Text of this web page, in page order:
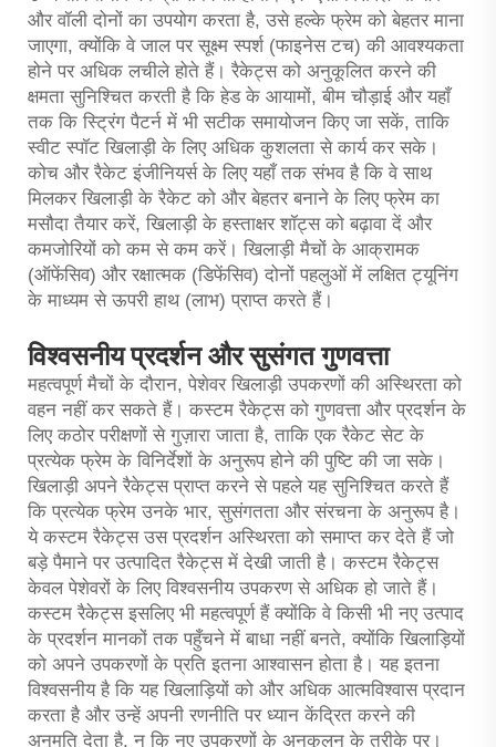
और वॉली दोनों का उपयोग करता है, उसे हल्के फ्रेम को बेहतर माना
जाएगा, क्योंकि वे जाल पर सूक्ष्म स्पर्श (फाइनेस टच) की आवश्यकता
होने पर अधिक लचीले होते हैं। रैकेट्स को अनुकूलित करने की
क्षमता सुनिश्चित करती है कि हेड के आयामों, बीम चौड़ाई और यहाँ
तक कि स्ट्रिंग पैटर्न में भी सटीक समायोजन किए जा सकें, ताकि
स्वीट स्पॉट खिलाड़ी के लिए अधिक कुशलता से कार्य कर सके।
कोच और रैकेट इंजीनियर्स के लिए यहाँ तक संभव है कि वे साथ
मिलकर खिलाड़ी के रैकेट को और बेहतर बनाने के लिए फ्रेम का
मसौदा तैयार करें, खिलाड़ी के हस्ताक्षर शॉट्स को बढ़ावा दें और
कमजोरियों को कम से कम करें। खिलाड़ी मैचों के आक्रामक
(ऑफेंसिव) और रक्षात्मक (डिफेंसिव) दोनों पहलुओं में लक्षित ट्यूनिंग
के माध्यम से ऊपरी हाथ (लाभ) प्राप्त करते हैं।
विश्वसनीय प्रदर्शन और सुसंगत गुणवत्ता
महत्वपूर्ण मैचों के दौरान, पेशेवर खिलाड़ी उपकरणों की अस्थिरता को
वहन नहीं कर सकते हैं। कस्टम रैकेट्स को गुणवत्ता और प्रदर्शन के
लिए कठोर परीक्षणों से गुज़ारा जाता है, ताकि एक रैकेट सेट के
प्रत्येक फ्रेम के विनिर्देशों के अनुरूप होने की पुष्टि की जा सके।
खिलाड़ी अपने रैकेट्स प्राप्त करने से पहले यह सुनिश्चित करते हैं
कि प्रत्येक फ्रेम उनके भार, सुसंगतता और संरचना के अनुरूप है।
ये कस्टम रैकेट्स उस प्रदर्शन अस्थिरता को समाप्त कर देते हैं जो
बड़े पैमाने पर उत्पादित रैकेट्स में देखी जाती है। कस्टम रैकेट्स
केवल पेशेवरों के लिए विश्वसनीय उपकरण से अधिक हो जाते हैं।
कस्टम रैकेट्स इसलिए भी महत्वपूर्ण हैं क्योंकि वे किसी भी नए उत्पाद
के प्रदर्शन मानकों तक पहुँचने में बाधा नहीं बनते, क्योंकि खिलाड़ियों
को अपने उपकरणों के प्रति इतना आश्वासन होता है। यह इतना
विश्वसनीय है कि यह खिलाड़ियों को और अधिक आत्मविश्वास प्रदान
करता है और उन्हें अपनी रणनीति पर ध्यान केंद्रित करने की
अनुमति देता है, न कि नए उपकरणों के अनुकूलन के तरीके पर।